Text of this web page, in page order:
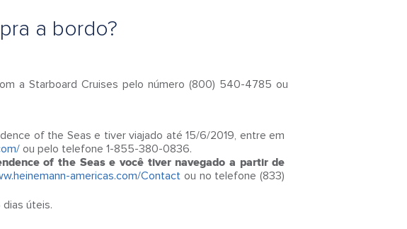
a bordo?
a Starboard Cruises pelo número (800) 540-4785 ou
of the Seas e tiver viajado até 15/6/2019, entre em
ou pelo telefone 1-855-380-0836.
of the Seas e você tiver navegado a partir de
americas.com/Contactou no telefone (833)
úteis.